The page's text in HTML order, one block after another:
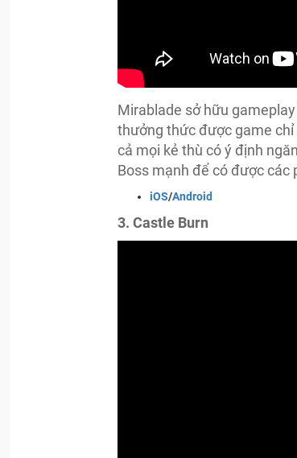
Mirablade sở hữu
thưởng thức được game
cả mọi kẻ thù có ý định
Boss mạnh để có được các
iOS/Android
3. Castle Burn